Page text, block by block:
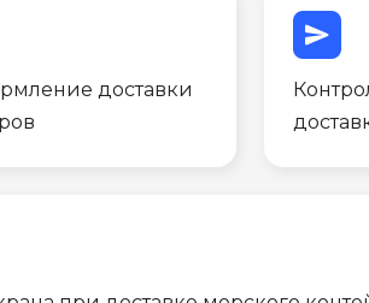
доставки
send